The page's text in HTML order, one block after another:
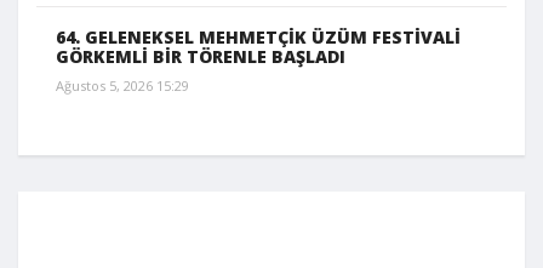
64. GELENEKSEL MEHMETÇİK ÜZÜM FESTİVALİ
GÖRKEMLİ BİR TÖRENLE BAŞLADI
Ağustos 5, 2026 15:29